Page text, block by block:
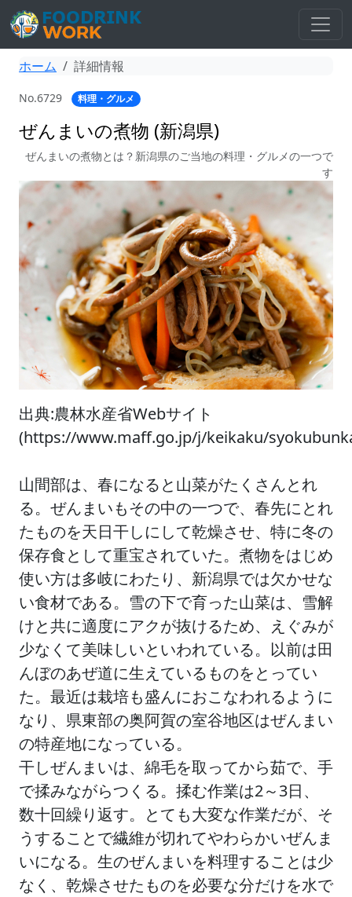
ホーム 詳細情報
No.6729 料理・グルメ
ぜんまいの煮物 (新潟県)
ぜんまいの煮物とは？新潟県のご当地の料理・グルメの一つで
す
出典:農林水産省Webサイト
(https://www.maff.go.jp/j/keikaku/
山間部は、春になると山菜がたくさんとれ
る。ぜんまいもその中の一つで、春先にとれ
たものを天日干しにして乾燥させ、特に冬の
保存食として重宝されていた。煮物をはじめ
使い方は多岐にわたり、新潟県では欠かせな
い食材である。雪の下で育った山菜は、雪解
けと共に適度にアクが抜けるため、えぐみが
少なくて美味しいといわれている。以前は田
んぼのあぜ道に生えているものをとってい
た。最近は栽培も盛んにおこなわれるように
なり、県東部の奥阿賀の室谷地区はぜんまい
の特産地になっている。
干しぜんまいは、綿毛を取ってから茹で、手
で揉みながらつくる。揉む作業は2～3日、
数十回繰り返す。とても大変な作業だが、そ
うすることで繊維が切れてやわらかいぜんま
いになる。生のぜんまいを料理することは少
なく、乾燥させたものを必要な分だけを水で